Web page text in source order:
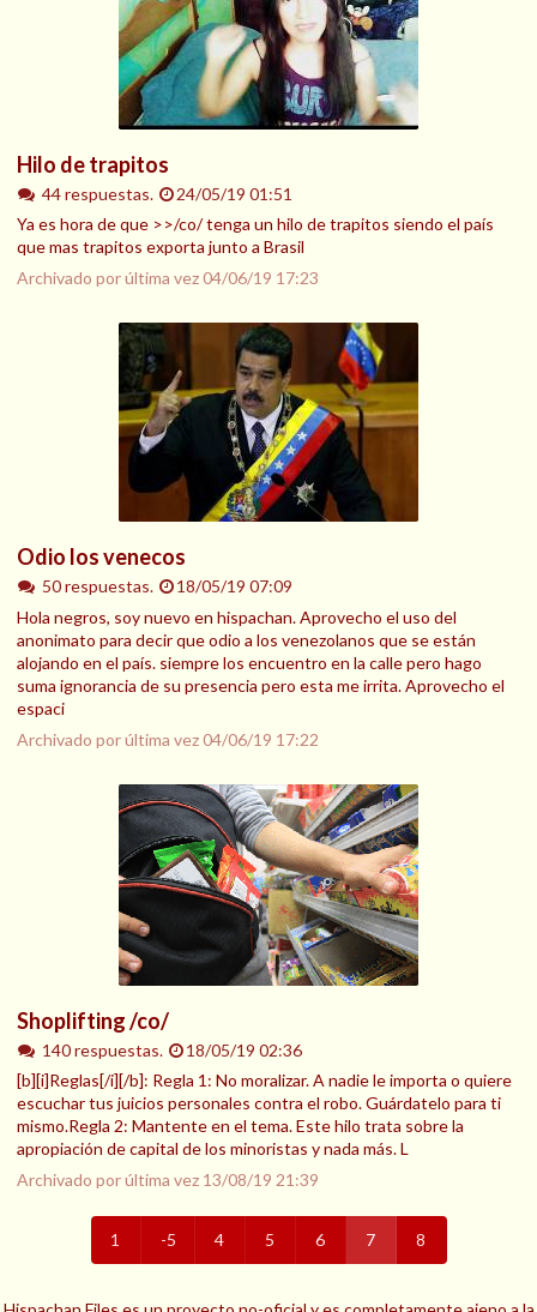
Hilo de trapitos
44 respuestas.
24/05/19 01:51
Ya es hora de que >>/co/ tenga un hilo de trapitos siendo el país
que mas trapitos exporta junto a Brasil
Archivado por última vez04/06/19 17:23
Odio los venecos
50 respuestas.
18/05/19 07:09
Hola negros, soy nuevo en hispachan. Aprovecho el uso del
anonimato para decir que odio a los venezolanos que se están
alojando en el país. siempre los encuentro en la calle pero hago
suma ignorancia de su presencia pero esta me irrita. Aprovecho el
espaci
Archivado por última vez04/06/19 17:22
Shoplifting /co/
140 respuestas.
18/05/19 02:36
[b][i]Reglas[/i][/b]: Regla 1: No moralizar. A nadie le importa o quiere
escuchar tus juicios personales contra el robo. Guárdatelo para ti
mismo.Regla 2: Mantente en el tema. Este hilo trata sobre la
apropiación de capital de los minoristas y nada más. L
Archivado por última vez 13/08/19 21:39
1 -5 4 5 6 7 8